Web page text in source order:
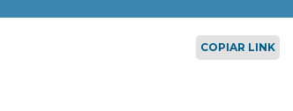
COPIAR LINK